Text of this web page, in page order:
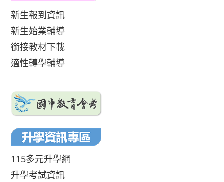
新生報到資訊
新生始業輔導
銜接教材下載
適性轉學輔導
115多元升學網
升學考試資訊